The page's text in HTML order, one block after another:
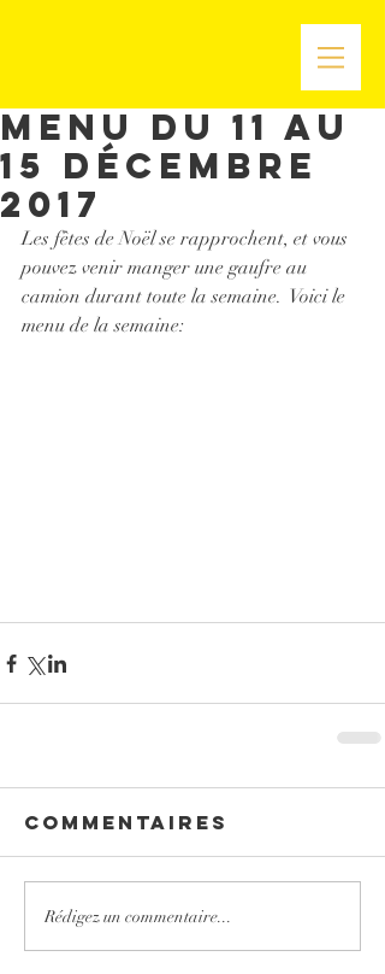
Menu du 11 au
15 décembre
2017
Les fêtes de Noël se rapprochent, et vous
pouvez venir manger une gaufre au
camion durant toute la semaine.  Voici le
menu de la semaine:
Commentaires
Rédigez un commentaire...